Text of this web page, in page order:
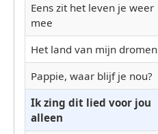
Eens zit het leven je weer
mee
Het land van mijn dromen
Pappie, waar blijf je nou?
Ik zing dit lied voor jou
alleen